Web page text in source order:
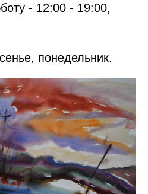
- 12:00 - 19:00,
понедельник.